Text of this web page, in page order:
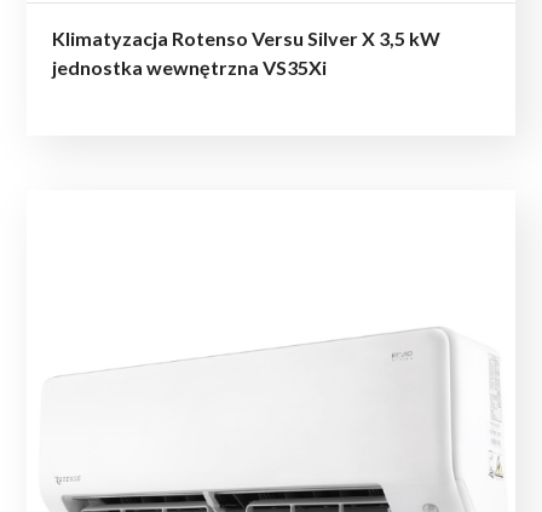
Klimatyzacja Rotenso Versu Silver X 3,5 kW
jednostka wewnętrzna VS35Xi